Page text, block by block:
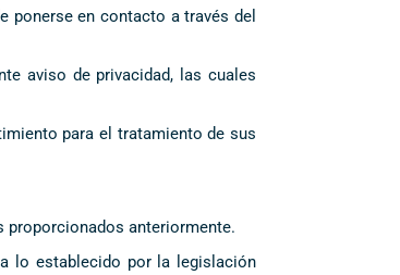
ponerse en contacto a través del
aviso de privacidad, las cuales
para el tratamiento de sus
proporcionados anteriormente.
lo establecido por la legislación